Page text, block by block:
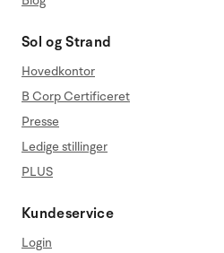
Sol og Strand
Hovedkontor
B Corp Certificeret
Presse
Ledige stillinger
PLUS
Kundeservice
Login